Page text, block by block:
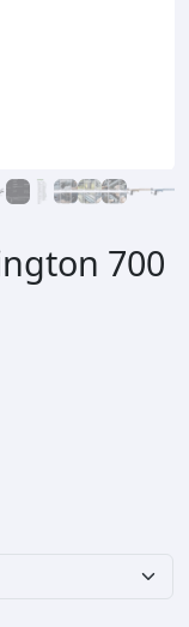
700